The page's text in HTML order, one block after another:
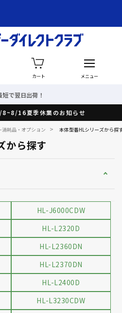
カート メニュー
短で翌日出荷！
16夏季休業のお知らせ
消耗品・オプション > 本体型番HLシリーズから探
から探す
HL-J6000CDW
HL-L2320D
HL-L2360DN
HL-L2370DN
HL-L2400D
HL-L3230CDW